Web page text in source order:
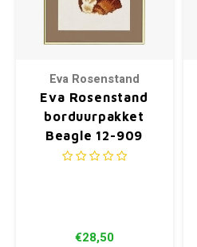
Eva Rosenstand
Eva Rosenstand
borduurpakket
Beagle 12-909
€28,50